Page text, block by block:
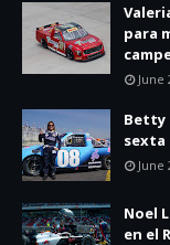
para
June
Betty
sexta
June
Noel
en el